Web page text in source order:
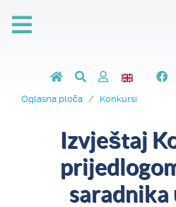
Oglasna ploča Konkursi
Izvještaj
saradnika